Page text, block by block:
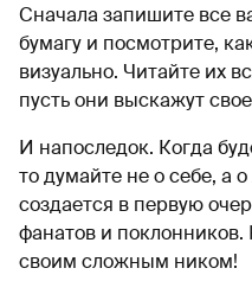
Сначала запишите все
бумагу и посмотрите,
визуально. Читайте их
пусть они выскажут
И напоследок. Когда
то думайте не о себе, а
создается в первую
фанатов и
своим сложным ником!